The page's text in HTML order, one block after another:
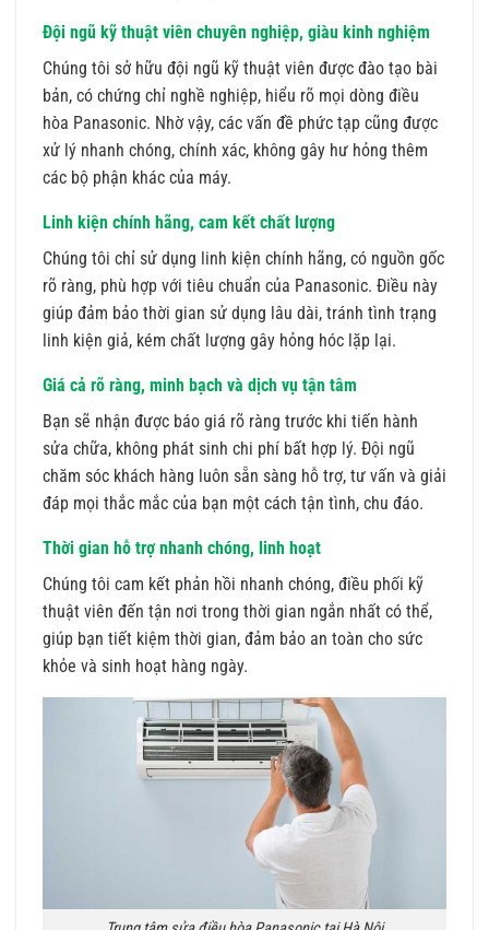
Đội ngũ kỹ thuật viên chuyên nghiệp, giàu kinh nghiệm
Chúng tôi sở hữu đội ngũ kỹ thuật viên được đào tạo bài
bản, có chứng chỉ nghề nghiệp, hiểu rõ mọi dòng điều
hòa Panasonic. Nhờ vậy, các vấn đề phức tạp cũng được
xử lý nhanh chóng, chính xác, không gây hư hỏng thêm
các bộ phận khác của máy.
Linh kiện chính hãng, cam kết chất lượng
Chúng tôi chỉ sử dụng linh kiện chính hãng, có nguồn gốc
rõ ràng, phù hợp với tiêu chuẩn của Panasonic. Điều này
giúp đảm bảo thời gian sử dụng lâu dài, tránh tình trạng
linh kiện giả, kém chất lượng gây hỏng hóc lặp lại.
Giá cả rõ ràng, minh bạch và dịch vụ tận tâm
Bạn sẽ nhận được báo giá rõ ràng trước khi tiến hành
sửa chữa, không phát sinh chi phí bất hợp lý. Đội ngũ
chăm sóc khách hàng luôn sẵn sàng hỗ trợ, tư vấn và giải
đáp mọi thắc mắc của bạn một cách tận tình, chu đáo.
Thời gian hỗ trợ nhanh chóng, linh hoạt
Chúng tôi cam kết phản hồi nhanh chóng, điều phối kỹ
thuật viên đến tận nơi trong thời gian ngắn nhất có thể,
giúp bạn tiết kiệm thời gian, đảm bảo an toàn cho sức
khỏe và sinh hoạt hàng ngày.